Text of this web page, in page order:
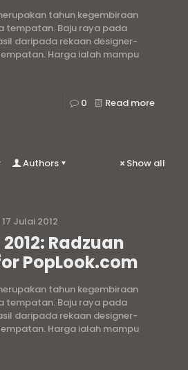
tahun kegembiraan
tempatan. Baju raya pada
daripada rekaan designer-
Harga ialah mampu
0 Read more
Authors Show all
17 Julai 2012
Radzuan
PopLook.com
tahun kegembiraan
tempatan. Baju raya pada
daripada rekaan designer-
Harga ialah mampu